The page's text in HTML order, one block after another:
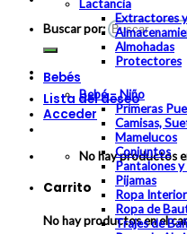
Buscar por:
Lista del deseo
Acceder
No hay productos
Carrito
No hay productos en el
Lactancia
Extractores
Almohadas
Protectores
Bebés
Bebé – Niño
Primeras
Camisas,
Mamelucos
Conjuntos
Pantalones
Pijamas
Ropa Interior
Ropa de
Trajes de